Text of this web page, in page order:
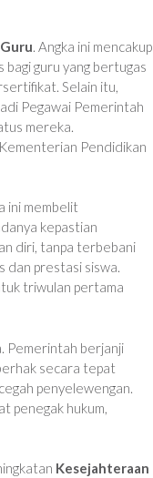
. Angka ini mencakup
bagi guru yang bertugas
Selain itu,
Pegawai Pemerintah
mereka.
Pendidikan
ini membelit
kepastian
diri, tanpa terbebani
dan prestasi siswa.
triwulan pertama
Pemerintah berjanji
secara tepat
penyelewengan.
penegak hukum,
Kesejahteraan